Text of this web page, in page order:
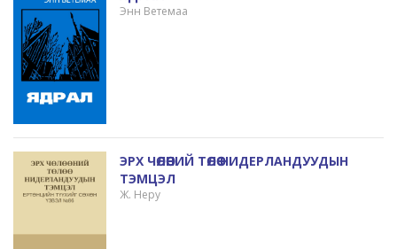
Энн Ветемаа
ЭРХ ЧӨЛӨӨНИЙ ТӨЛӨӨ НИДЕРЛАНДУУДЫН
ТЭМЦЭЛ
Ж. Неру